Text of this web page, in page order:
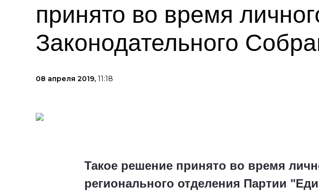
принято во время
Законодательного
08 апреля 2019, 11:18
Такое решение принято во время
регионального отделения Партии